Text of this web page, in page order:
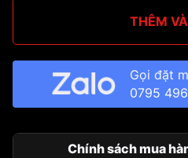
THÊM
Gọi đặt
0795
Chính sách mua